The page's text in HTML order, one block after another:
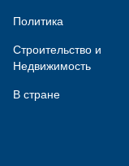
Политика
Строительство и
Недвижимость
В стране